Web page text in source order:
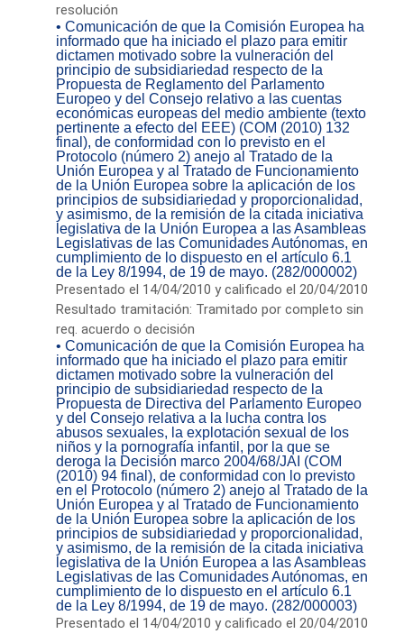
resolución
• Comunicación de que la Comisión Europea ha
informado que ha iniciado el plazo para emitir
dictamen motivado sobre la vulneración del
principio de subsidiariedad respecto de la
Propuesta de Reglamento del Parlamento
Europeo y del Consejo relativo a las cuentas
económicas europeas del medio ambiente (texto
pertinente a efecto del EEE) (COM (2010) 132
final), de conformidad con lo previsto en el
Protocolo (número 2) anejo al Tratado de la
Unión Europea y al Tratado de Funcionamiento
de la Unión Europea sobre la aplicación de los
principios de subsidiariedad y proporcionalidad,
y asimismo, de la remisión de la citada iniciativa
legislativa de la Unión Europea a las Asambleas
Legislativas de las Comunidades Autónomas, en
cumplimiento de lo dispuesto en el artículo 6.1
de la Ley 8/1994, de 19 de mayo. (282/000002)
Presentado el 14/04/2010 y calificado el 20/04/2010
Resultado tramitación: Tramitado por completo sin
req. acuerdo o decisión
• Comunicación de que la Comisión Europea ha
informado que ha iniciado el plazo para emitir
dictamen motivado sobre la vulneración del
principio de subsidiariedad respecto de la
Propuesta de Directiva del Parlamento Europeo
y del Consejo relativa a la lucha contra los
abusos sexuales, la explotación sexual de los
niños y la pornografía infantil, por la que se
deroga la Decisión marco 2004/68/JAI (COM
(2010) 94 final), de conformidad con lo previsto
en el Protocolo (número 2) anejo al Tratado de la
Unión Europea y al Tratado de Funcionamiento
de la Unión Europea sobre la aplicación de los
principios de subsidiariedad y proporcionalidad,
y asimismo, de la remisión de la citada iniciativa
legislativa de la Unión Europea a las Asambleas
Legislativas de las Comunidades Autónomas, en
cumplimiento de lo dispuesto en el artículo 6.1
de la Ley 8/1994, de 19 de mayo. (282/000003)
Presentado el 14/04/2010 y calificado el 20/04/2010